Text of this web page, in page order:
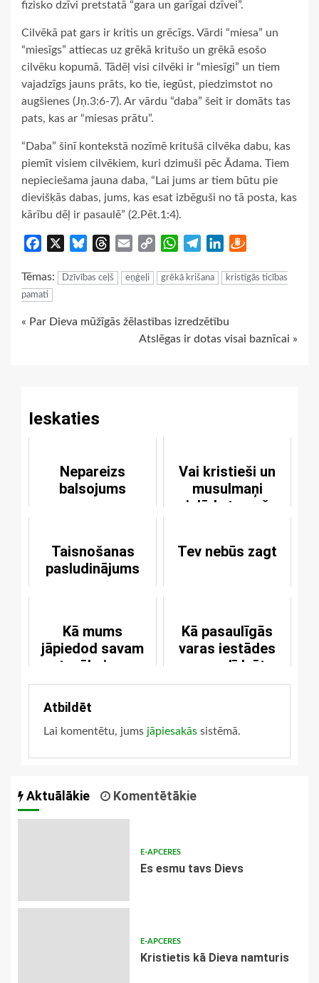
fizisko dzīvi pretstatā “gara un garīgai dzīvei”.
Cilvēkā pat gars ir kritis un grēcīgs. Vārdi “miesa” un
“miesīgs” attiecas uz grēkā kritušo un grēkā esošo
cilvēku kopumā. Tādēļ visi cilvēki ir “miesīgi” un tiem
vajadzīgs jauns prāts, ko tie, iegūst, piedzimstot no
augšienes (Jņ.3:6-7). Ar vārdu “daba” šeit ir domāts tas
pats, kas ar “miesas prātu”.
“Daba” šinī kontekstā nozīmē kritušā cilvēka dabu, kas
piemīt visiem cilvēkiem, kuri dzimuši pēc Ādama. Tiem
nepieciešama jauna daba, “Lai jums ar tiem būtu pie
dievišķās dabas, jums, kas esat izbēguši no tā posta, kas
kārību dēļ ir pasaulē” (2.Pēt.1:4).
Facebook BlueskyThreads
Email
Copy
WhatsApp
TelegramLinkedIn
Tēmas: Dzīvības ceļš eņģeļi grēkā krišana
kristīgās ticības
pamati
Continue
« Par Dieva mūžīgās žēlastības izredzētību
Atslēgas ir dotas visai baznīcai »
Ieskaties
Nepareizs
balsojums
Vai kristieši un
musulmaņi
pielūdz to pašu
Taisnošanas
pasludinājums
Tev nebūs zagt
Kā mums
jāpiedod savam
tuvākajam
Kā pasaulīgās
varas iestādes
var palīdzēt
laulībai
Atbildēt
Lai komentētu, jums jāpiesakās sistēmā.
Aktuālākie Komentētākie
E-APCERES
Es esmu tavs Dievs
E-APCERES
Kristietis kā Dieva namturis